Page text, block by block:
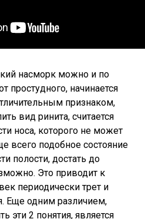
насморк можно и по
простудного, начинается
признаком,
вид ринита, считается
носа, которого не может
всего подобное состояние
полости, достать до
Это приводит к
периодически трет и
Еще одним различием,
эти 2 понятия, является